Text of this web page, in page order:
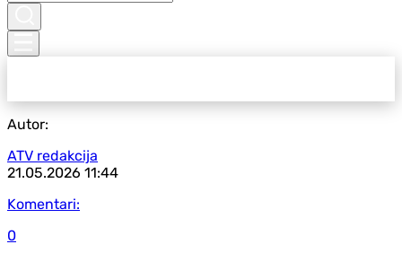
Autor:
ATV redakcija
21.05.2026 11:44
Komentari:
0